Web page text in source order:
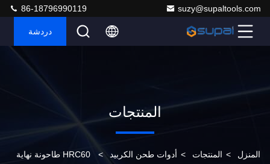
suzy@supaltools.com
86-18796990119
دردشة
المنتجات
المنزل > المنتجات > أدوات طحن الكربيد > HRC60 طاحونة نهاية